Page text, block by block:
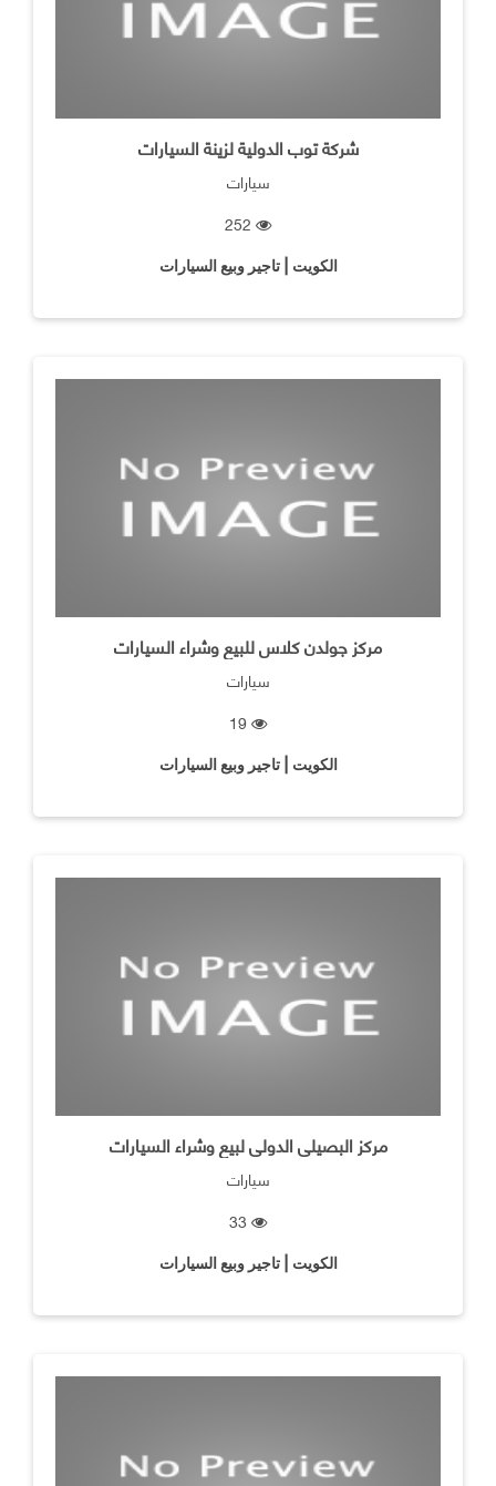
شركة توب الدولية لزينة السيارات
سيارات
الكويت | تاجير وبيع السيارات
مركز جولدن كلاس للبيع وشراء السيارات
سيارات
الكويت | تاجير وبيع السيارات
مركز البصيلى الدولى لبيع وشراء السيارات
سيارات
الكويت | تاجير وبيع السيارات